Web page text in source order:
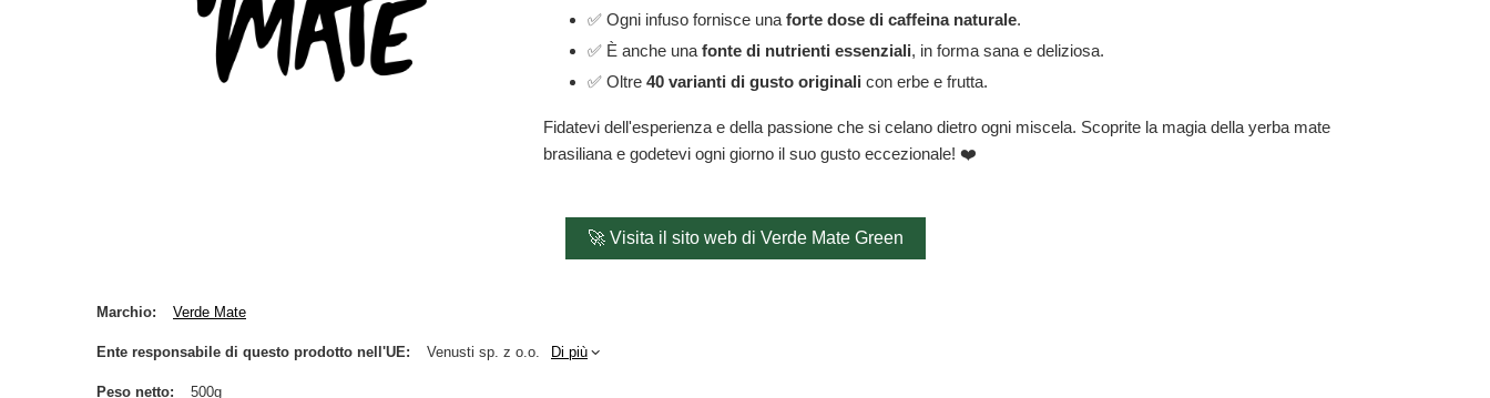
✅ Ogni infuso fornisce unaforte dose di caffeina naturale.
✅ È anche unafonte di nutrienti essenziali, in forma sana e deliziosa.
✅ Oltre40 varianti di gusto originali con erbe e frutta.
Fidatevi dell'esperienza e della passione che si celano dietro ogni miscela. Scoprite la magia della yerba mate
brasiliana e godetevi ogni giorno il suo gusto eccezionale! ❤️
🚀 Visita il sito web di Verde Mate Green
Marchio Verde Mate
Ente responsabile di questo prodotto nell'UE Venusti sp. z o.o. Di più
Peso netto 500g